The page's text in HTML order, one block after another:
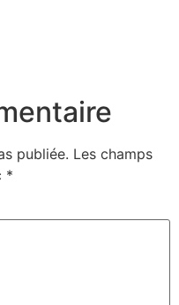
publiée. Les champs
*